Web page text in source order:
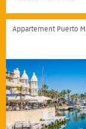
Appartement Puerto